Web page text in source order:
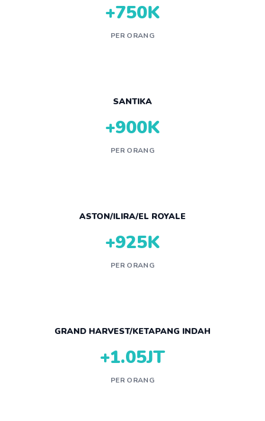
+750K
PER ORANG
SANTIKA
+900K
PER ORANG
ASTON/ILIRA/EL ROYALE
+925K
PER ORANG
GRAND HARVEST/KETAPANG INDAH
+1.05JT
PER ORANG